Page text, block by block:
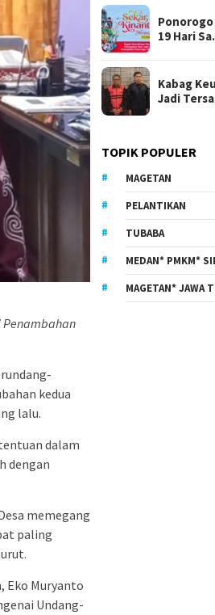
Penambahan
kedua
lalu.
dalam
dengan
memegang
paling
Eko Muryanto
Undang-
19 Hari
Kabag
Jadi
TOPIK POPULER
MAGETAN
PELANTIKAN
TUBABA
MEDAN* PMKM*
MAGETAN* JAWA